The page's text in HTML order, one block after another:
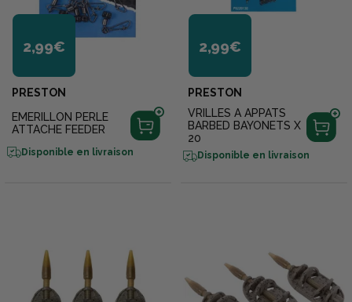
2,99€
PRESTON
EMERILLON PERLE
ATTACHE FEEDER
Disponible en livraison
2,99€
PRESTON
VRILLES A APPATS
BARBED BAYONETS X
20
Disponible en livraison